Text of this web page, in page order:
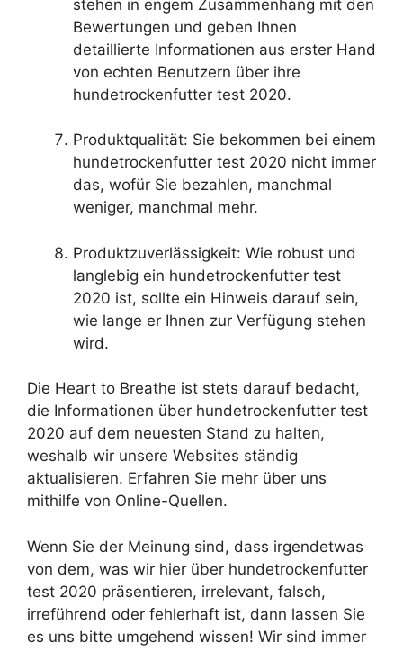
stehen in engem Zusammenhang mit den
Bewertungen und geben Ihnen
detaillierte Informationen aus erster Hand
von echten Benutzern über ihre
hundetrockenfutter test 2020.
Produktqualität: Sie bekommen bei einem
hundetrockenfutter test 2020 nicht immer
das, wofür Sie bezahlen, manchmal
weniger, manchmal mehr.
Produktzuverlässigkeit: Wie robust und
langlebig ein hundetrockenfutter test
2020 ist, sollte ein Hinweis darauf sein,
wie lange er Ihnen zur Verfügung stehen
wird.
Die Heart to Breathe ist stets darauf bedacht,
die Informationen über hundetrockenfutter test
2020 auf dem neuesten Stand zu halten,
weshalb wir unsere Websites ständig
aktualisieren. Erfahren Sie mehr über uns
mithilfe von Online-Quellen.
Wenn Sie der Meinung sind, dass irgendetwas
von dem, was wir hier über hundetrockenfutter
test 2020 präsentieren, irrelevant, falsch,
irreführend oder fehlerhaft ist, dann lassen Sie
es uns bitte umgehend wissen! Wir sind immer